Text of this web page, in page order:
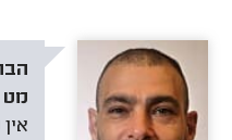
מט